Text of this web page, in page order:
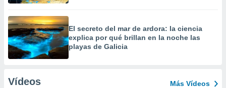
El secreto del mar de ardora: la ciencia
explica por qué brillan en la noche las
playas de Galicia
Vídeos Más Vídeos